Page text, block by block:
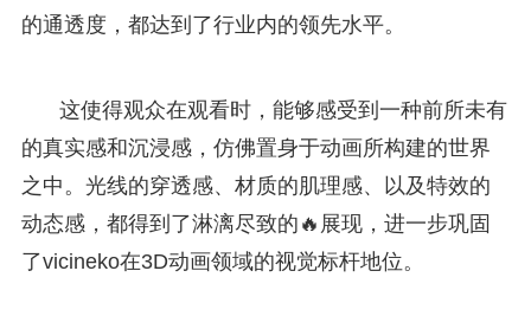
的通透度，都达到了行业内的领先水平。
这使得观众在观看时，能够感受到一种前所未有
的真实感和沉浸感，仿佛置身于动画所构建的世界
之中。光线的穿透感、材质的肌理感、以及特效的
动态感，都得到了淋漓尽致的🔥展现，进一步巩固
了vicineko在3D动画领域的视觉标杆地位。